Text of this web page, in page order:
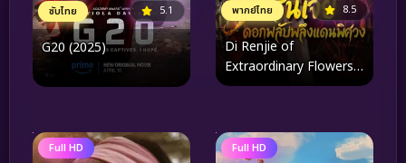
ซับไทย 5.1
G20 (2025)
พากย์ไทย 8.5
Di Renjie of
Extraordinary Flowers
On The Faramita ตี๋เหริน
Full HD Full HD